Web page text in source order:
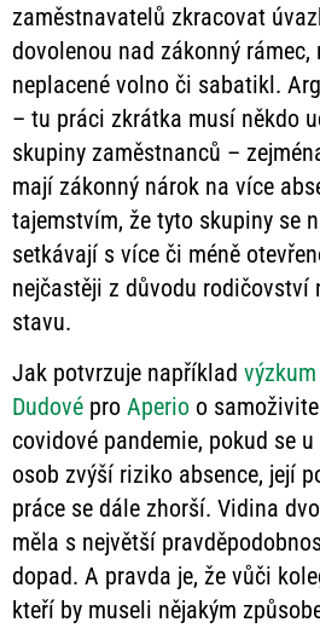
zaměstnavatelů zkracovat
dovolenou nad zákonný rámec,
neplacené volno či sabatikl.
– tu práci zkrátka musí někdo
skupiny zaměstnanců –
mají zákonný nárok na více
tajemstvím, že tyto skupiny se
setkávají s více či méně
nejčastěji z důvodu rodičovství
stavu.
Jak potvrzuje například
Dudové pro Aperio o
covidové pandemie, pokud se
osob zvýší riziko absence, její
práce se dále zhorší. Vidina
měla s největší
dopad. A pravda je, že vůči
kteří by museli nějakým